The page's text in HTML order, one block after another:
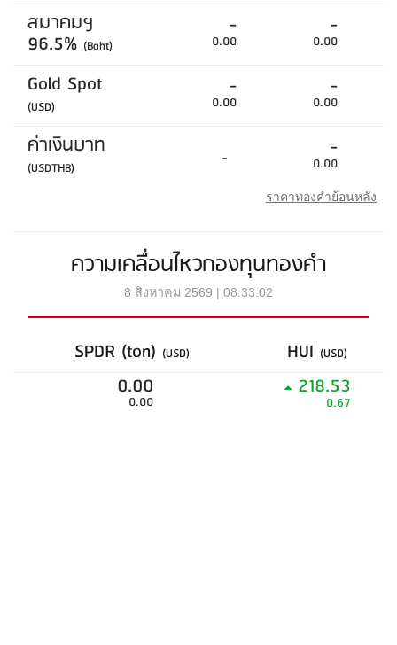
สมาคมฯ
96.5% (Baht)
-
0.00
-
0.00
Gold Spot
(USD)
-
0.00
-
0.00
ค่าเงินบาท
(USDTHB) - -
0.00
ราคาทองคำย้อนหลัง
ความเคลื่อนไหวกองทุนทองคำ
8 สิงหาคม 2569 | 08:33:02
SPDR (ton) (USD) HUI (USD)
0.00
0.00
218.53
0.67